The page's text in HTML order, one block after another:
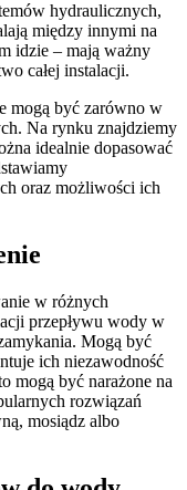
hydraulicznych,
między innymi na
idzie – mają ważny
całej instalacji.
mogą być zarówno w
Na rynku znajdziemy
idealnie dopasować
oraz możliwości ich
w różnych
przepływu wody w
Mogą być
ich niezawodność
mogą być narażone na
rozwiązań
mosiądz albo